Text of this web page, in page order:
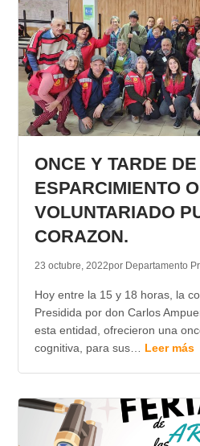
ONCE Y TARDE DE
ESPARCIMIENTO
VOLUNTARIADO
CORAZON.
23 octubre, 2022por Departamento
Hoy entre la 15 y 18 horas, la
Presidida por don Carlos
esta entidad, ofrecieron una
cognitiva, para sus… Leer más